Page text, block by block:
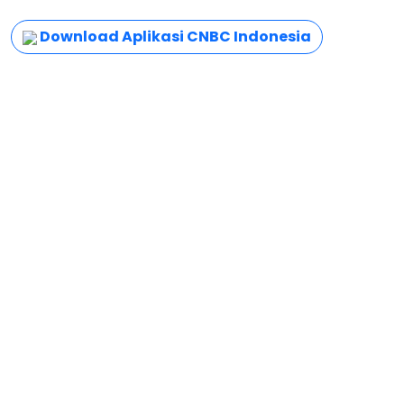
Download Aplikasi CNBC Indonesia